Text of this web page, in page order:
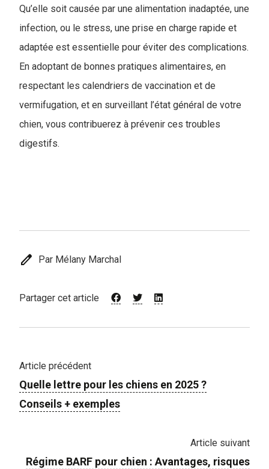
Qu’elle soit causée par une alimentation inadaptée, une
infection, ou le stress, une prise en charge rapide et
adaptée est essentielle pour éviter des complications.
En adoptant de bonnes pratiques alimentaires, en
respectant les calendriers de vaccination et de
vermifugation, et en surveillant l’état général de votre
chien, vous contribuerez à prévenir ces troubles
digestifs.
edit Par Mélany Marchal
Partager cet article
Article précédent
Quelle lettre pour les chiens en 2025 ?
Conseils + exemples
Article suivant
Régime BARF pour chien : Avantages, risques